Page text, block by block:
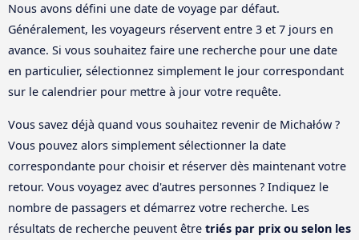
Nous avons défini une date de voyage par défaut.
Généralement, les voyageurs réservent entre 3 et 7 jours en
avance. Si vous souhaitez faire une recherche pour une date
en particulier, sélectionnez simplement le jour correspondant
sur le calendrier pour mettre à jour votre requête.
Vous savez déjà quand vous souhaitez revenir de Michałów ?
Vous pouvez alors simplement sélectionner la date
correspondante pour choisir et réserver dès maintenant votre
retour. Vous voyagez avec d'autres personnes ? Indiquez le
nombre de passagers et démarrez votre recherche. Les
résultats de recherche peuvent être triés par prix ou selon les